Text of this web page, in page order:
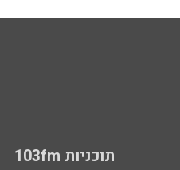
תוכניות 103fm